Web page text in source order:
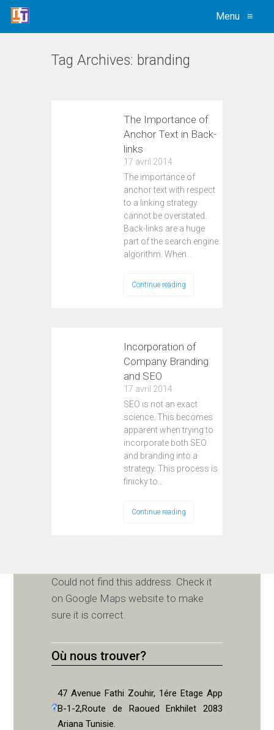
Menu ≡
Tag Archives: branding
The Importance of
Anchor Text in Back-
links
17 avril 2014
The importance of
anchor text with respect
to a linking strategy
cannot be overstated.
Back-links are a huge
part of the search engine
algorithm. When…
Continue reading
Incorporation of
Company Branding
and SEO
17 avril 2014
SEO is not an exact
science. This becomes
apparent when trying to
incorporate both SEO
and branding into a
strategy. This process is
finicky to…
Continue reading
Could not find this address. Check it
on Google Maps website to make
sure it is correct.
Où nous trouver?
47 Avenue Fathi Zouhir, 1ére Etage App
B-1-2,Route de Raoued Enkhilet 2083
Ariana Tunisie.